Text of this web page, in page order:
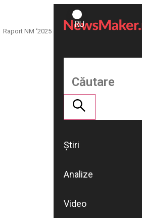
Raport NM ‘2025
ROMÂNĂ
RU
Susține
NM
Știri
Analize
Video